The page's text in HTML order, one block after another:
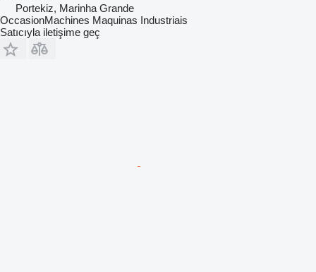
Portekiz, Marinha Grande
OccasionMachines Maquinas Industriais
Satıcıyla iletişime geç